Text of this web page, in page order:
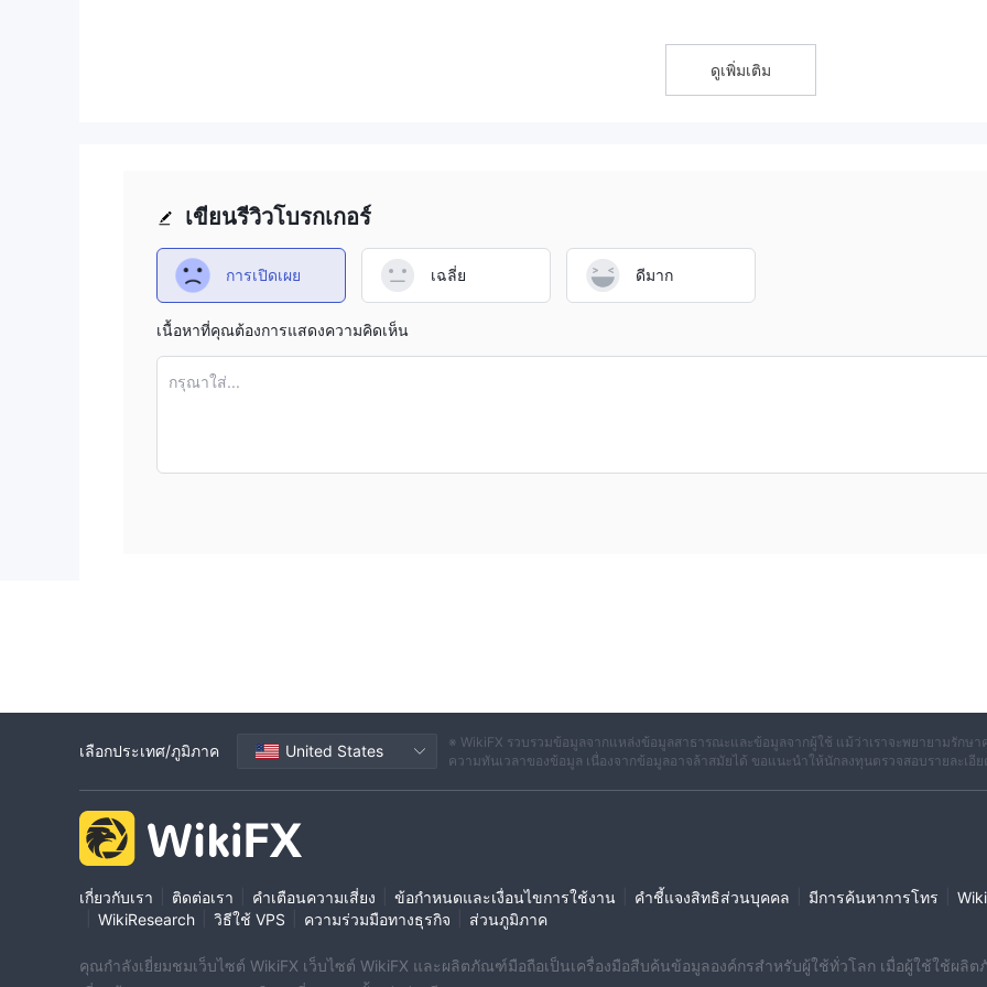
นักลงทุนไม่สามารถเข้าถึงเว็บไซต์หลักของ Forex Pro Trade ได้ในขณะนี้ ซึ่งทำให้พวกเขาสงสัยว่าเว็บไซต์นี้เป็นเว็บไซต์ที่น่าเชื่อถือ
ข้อกังวลเกี่ยวกับการควบคุม
ยังไม่ชัดเจนว่าบริษัทมีสถานะการควบคุมใด ซึ่งทำให้ยากที่จะเชื่อมั่นในความสอดคล้องโดยรวมและปกป้องสิทธิของนักลงทุนอย่างเต็
ดังนั้นเรื่องเหล่านี้ทำให้ตำแหน่งการควบคุมของบริษัทอยู่ในสภาพไม่แน่นอน
ความยากลำบากในการถอนเงิน
ผู้ใช้บน WikiFX ได้แสดงความเห็นเกี่ยวกับการใช้แอปพลิเคชันซึ่งเขาได้กล่าวถึงปัญหาหลายอย่างในกระบวนการถอนเงิน ปัญหานี้ยัง
ไม่ได้รับการแก้ไขหลังจากหนึ่งสัปดาห์และมากกว่านั้นโดยคำขอยังคงอยู่ในระหว่างรอ
ความคิดเห็นเชิงลบเกี่ยวกับ Forex Pro Trade บน WikiFX
ดูเพิ่มเติม
เขียนรีวิวโบรกเกอร์
การเปิดเผย เฉลี่ย ดีมาก
เนื้อหาที่คุณต้องการแสดงความคิดเห็น
กรุณาใส่...
เลือกประเทศ/ภูมิภาค United States
※ WikiFX รวบรวมข้อมูลจากแหล่งข้อมูลสาธารณะและข้อมูลจากผู้ใช้ แม้ว่าเราจะพยายามรัก
ความทันเวลาของข้อมูล เนื่องจากข้อมูลอาจล้าสมัยได้ ขอแนะนำให้นักลงทุนตรวจสอบรายละเ
เกี่ยวกับเรา ติดต่อเรา คำเตือนความเสี่ยง ข้อกำหนดและเงื่อนไขการใช้งาน คำชี้แจงสิทธิส่วนบุคคล มีการค้นหาการโทร
WikiResearch วิธีใช้ VPS ความร่วมมือทางธุรกิจ ส่วนภูมิภาค
คุณกำลังเยี่ยมชมเว็บไซต์ WikiFX เว็บไซต์ WikiFX และผลิตภัณฑ์มือถือเป็นเครื่องมือสืบค้นข้อมูลองค์กรสำหรับผู้ใช้ทั่วโลก เมื่อผู้ใช้ใช้ผ